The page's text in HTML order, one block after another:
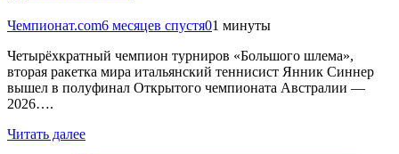
Чемпионат.com6 месяцев спустя01 минуты
Четырёхкратный чемпион турниров «Большого шлема»,
вторая ракетка мира итальянский теннисист Янник Синнер
вышел в полуфинал Открытого чемпионата Австралии —
2026….
Читать далее